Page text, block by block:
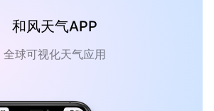
和风天气APP
全球可视化天气应用